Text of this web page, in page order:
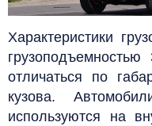
Характеристики
отличаться по
кузова.
используются на